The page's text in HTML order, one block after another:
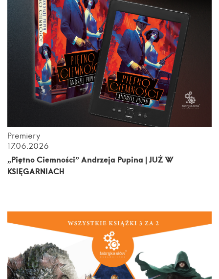
Premiery
17.06.2026
„Piętno Ciemności” Andrzeja Pupina | JUŻ W
KSIĘGARNIACH